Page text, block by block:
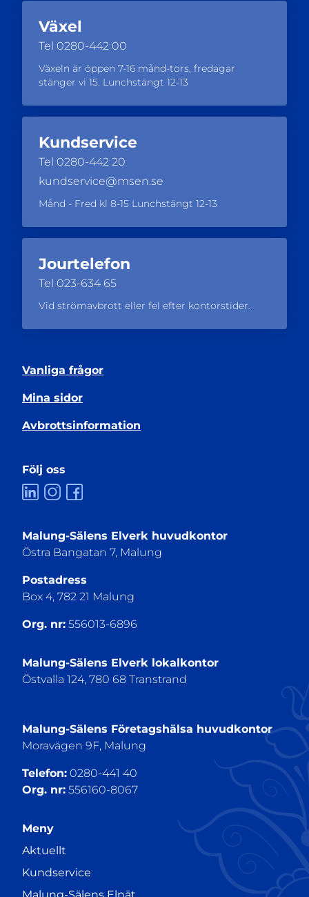
Malung-Sälens Elverk huvudkontor
Östra Bangatan 7, Malung
Postadress
Box 4, 782 21 Malung
Org. nr: 556013-6896
Malung-Sälens Elverk lokalkontor
Östvalla 124, 780 68 Transtrand
Malung-Sälens Företagshälsa huvudkontor
Moravägen 9F, Malung
Telefon: 0280-441 40
Org. nr: 556160-8067
Meny
Aktuellt
Kundservice
Växel
Tel 0280-442 00
Växeln är öppen 7-16 månd-tors, fredagar
stänger vi 15. Lunchstängt 12-13
Kundservice
Tel 0280-442 20
kundservice@msen.se
Månd - Fred kl 8-15 Lunchstängt 12-13
Jourtelefon
Tel 023-634 65
Vid strömavbrott eller fel efter kontorstider.
Vanliga frågor
Mina sidor
Avbrottsinformation
Följ oss